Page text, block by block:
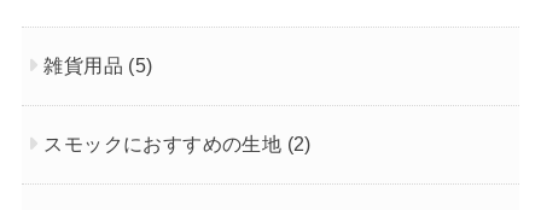
雑貨用品 (5)
スモックにおすすめの生地 (2)